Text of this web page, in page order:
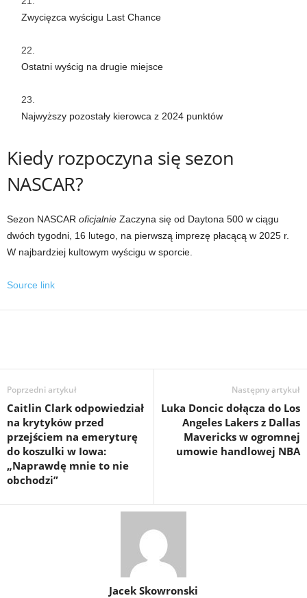
Zwycięzca wyścigu Last Chance
Ostatni wyścig na drugie miejsce
Najwyższy pozostały kierowca z 2024 punktów
Kiedy rozpoczyna się sezon
NASCAR?
Sezon NASCAR oficjalnie Zaczyna się od Daytona 500 w ciągu
dwóch tygodni, 16 lutego, na pierwszą imprezę płacącą w 2025 r.
W najbardziej kultowym wyścigu w sporcie.
Source link
Poprzedni artykuł
Caitlin Clark odpowiedział
na krytyków przed
przejściem na emeryturę
do koszulki w Iowa:
„Naprawdę mnie to nie
obchodzi”
Następny artykuł
Luka Doncic dołącza do Los
Angeles Lakers z Dallas
Mavericks w ogromnej
umowie handlowej NBA
Jacek Skowronski